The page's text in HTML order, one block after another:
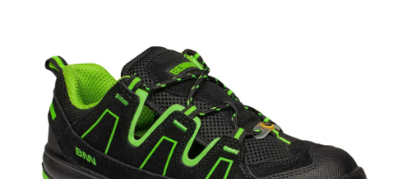
hvězdiček.